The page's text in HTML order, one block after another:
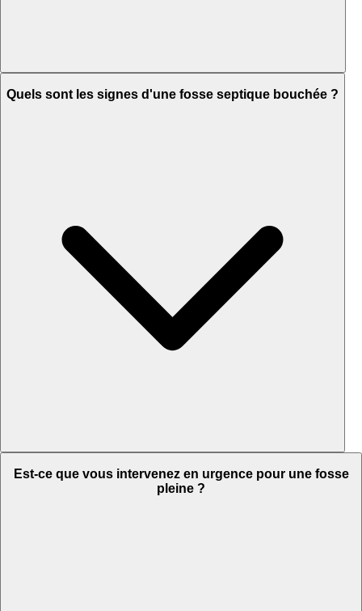
Quels sont les signes d'une fosse septique bouchée ?
Est-ce que vous intervenez en urgence pour une fosse
pleine ?